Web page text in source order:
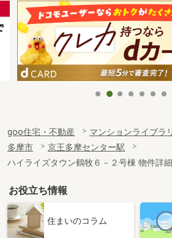
goo住宅・不動産 マンションライブラ
多摩市
京王多摩センター駅
ハイライズタウン鶴牧６－２号棟 物件詳細
お役立ち情報
住まいのコラム